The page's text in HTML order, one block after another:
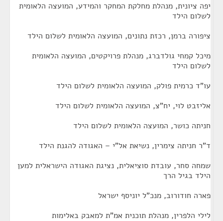
יפה ציונית, מנהלת מחלקת המחקר והמידע, המועצה הלאומית
לשלום הילד
ציפורה ברמן, רכזת נתונים, המועצה הלאומית לשלום הילד
מיכל קמחי גולדברג, מנהלת פרויקטים, המועצה הלאומית
לשלום הילד
עו"ד כרמית פולק, המועצה הלאומית לשלום הילד
אליזבט לוי, יח"צ, המועצה הלאומית לשלום הילד
חניתה כושר, המועצה הלאומית לשלום הילד
ד"ר חניתה צימרין, נשיאת אל"י – האגודה להגנת הילד
שמחה סחר, עובדת סוציאלית, נציגת האגודה הישראלית למען
הילד בגיל הרך
פארה חודורוב, מנכ"ל יוניסף ישראל
לילי הלפרין, מנהלת תוכנית אמ"ת למאבק באלימות